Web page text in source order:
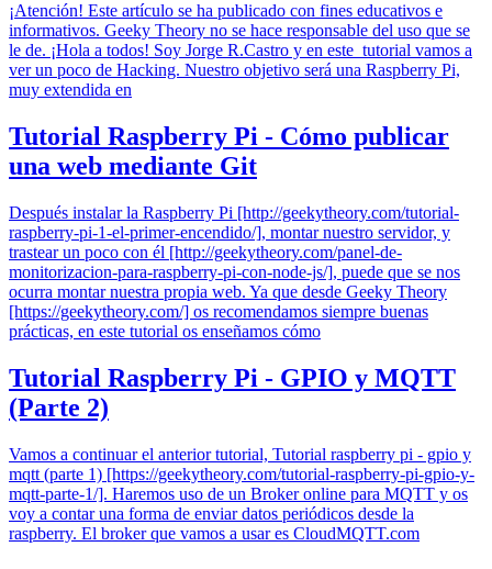
¡Atención! Este artículo se ha publicado con fines educativos e
informativos. Geeky Theory no se hace responsable del uso que se
le de. ¡Hola a todos! Soy Jorge R.Castro y en este tutorial vamos a
ver un poco de Hacking. Nuestro objetivo será una Raspberry Pi,
muy extendida en
Tutorial Raspberry Pi - Cómo publicar
una web mediante Git
Después instalar la Raspberry Pi [http://geekytheory.com/tutorial-
raspberry-pi-1-el-primer-encendido/], montar nuestro servidor, y
trastear un poco con él [http://geekytheory.com/panel-de-
monitorizacion-para-raspberry-pi-con-node-js/], puede que se nos
ocurra montar nuestra propia web. Ya que desde Geeky Theory
[https://geekytheory.com/] os recomendamos siempre buenas
prácticas, en este tutorial os enseñamos cómo
Tutorial Raspberry Pi - GPIO y MQTT
(Parte 2)
Vamos a continuar el anterior tutorial, Tutorial raspberry pi - gpio y
mqtt (parte 1) [https://geekytheory.com/tutorial-raspberry-pi-gpio-y-
mqtt-parte-1/]. Haremos uso de un Broker online para MQTT y os
voy a contar una forma de enviar datos periódicos desde la
raspberry. El broker que vamos a usar es CloudMQTT.com